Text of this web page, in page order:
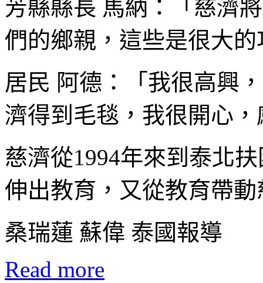
芳縣縣長 馬納：「慈濟
們的鄉親，這些是很大
居民 阿德：「我很高興
濟得到毛毯，我很開心
慈濟從1994年來到泰北
伸出教育，又從教育帶
桑瑞蓮 蘇偉 泰國報導
Read more